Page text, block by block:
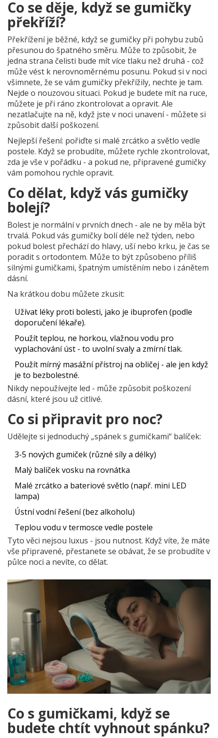
Co se děje, když se gumičky
překříží?
Překřížení je běžné, když se gumičky při pohybu zubů
přesunou do špatného směru. Může to způsobit, že
jedna strana čelisti bude mít více tlaku než druhá - což
může vést k nerovnoměrnému posunu. Pokud si v noci
všimnete, že se vám gumičky překřížily, nechte je tam.
Nejde o nouzovou situaci. Pokud je budete mít na ruce,
můžete je při ráno zkontrolovat a opravit. Ale
nezatlačujte na ně, když jste v noci unavení - můžete si
způsobit další poškození.
Nejlepší řešení: pořiďte si malé zrcátko a světlo vedle
postele. Když se probudíte, můžete rychle zkontrolovat,
zda je vše v pořádku - a pokud ne, připravené gumičky
vám pomohou rychle opravit.
Co dělat, když vás gumičky
bolejí?
Bolest je normální v prvních dnech - ale ne by měla být
trvalá. Pokud vás gumičky bolí déle než týden, nebo
pokud bolest přechází do hlavy, uší nebo krku, je čas se
poradit s ortodontem. Může to být způsobeno příliš
silnými gumičkami, špatným umístěním nebo i zánětem
dásní.
Na krátkou dobu můžete zkusit:
Užívat léky proti bolesti, jako je ibuprofen (podle
doporučení lékaře).
Použít teplou, ne horkou, vlažnou vodu pro
vyplachování úst - to uvolní svaly a zmírní tlak.
Použít mírný masážní přístroj na obličej - ale jen když
je to bezbolestné.
Nikdy nepoužívejte led - může způsobit poškození
dásní, které jsou už citlivé.
Co si připravit pro noc?
Udělejte si jednoduchý „spánek s gumičkami“ balíček:
3-5 nových gumiček (různé síly a délky)
Malý balíček vosku na rovnátka
Malé zrcátko a bateriové světlo (např. mini LED
lampa)
Ústní vodní řešení (bez alkoholu)
Teplou vodu v termosce vedle postele
Tyto věci nejsou luxus - jsou nutnost. Když víte, že máte
vše připravené, přestanete se obávat, že se probudíte v
půlce noci a nevíte, co dělat.
Co s gumičkami, když se
budete chtít vyhnout spánku?